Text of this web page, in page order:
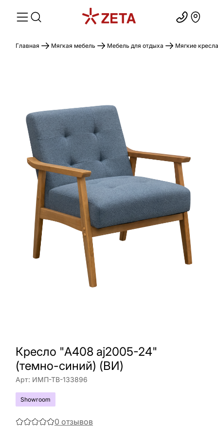
Главная Мягкая мебель Мебель для отдыха Мягкие кресла
Кресло "A408 aj2005-24"
(темно-синий) (ВИ)
Арт: ИМП-ТВ-133896
Showroom
0 отзывов